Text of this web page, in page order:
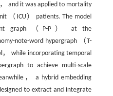
and it was applied to mortality
（ICU） patients. The model
graph （P-P） at the
note-word hypergraph （T-
while incorporating temporal
to achieve multi-scale
， a hybrid embedding
to extract and integrate